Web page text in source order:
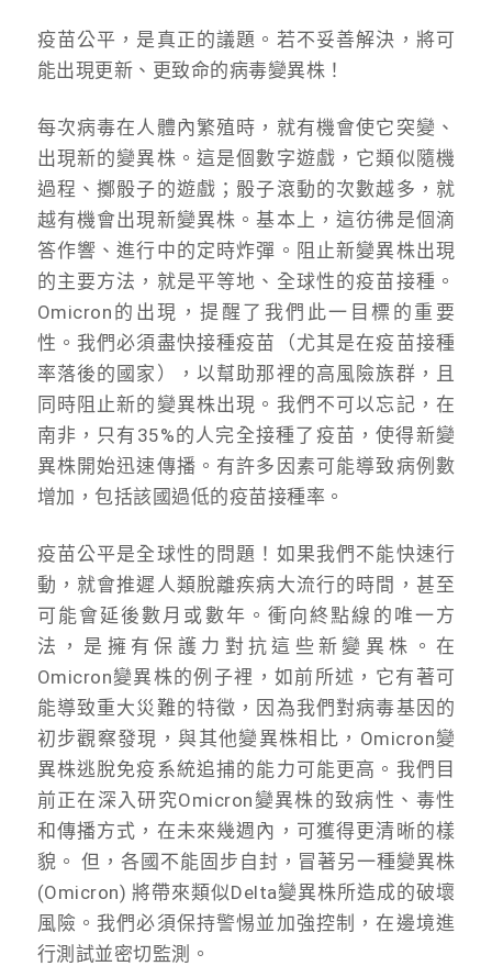
疫苗公平，是真正的議題。若不妥善解決，將可
能出現更新、更致命的病毒變異株！
每次病毒在人體內繁殖時，就有機會使它突變、
出現新的變異株。這是個數字遊戲，它類似隨機
過程、擲骰子的遊戲；骰子滾動的次數越多，就
越有機會出現新變異株。基本上，這彷彿是個滴
答作響、進行中的定時炸彈。阻止新變異株出現
的主要方法，就是平等地、全球性的疫苗接種。
Omicron的出現，提醒了我們此一目標的重要
性。我們必須盡快接種疫苗（尤其是在疫苗接種
率落後的國家），以幫助那裡的高風險族群，且
同時阻止新的變異株出現。我們不可以忘記，在
南非，只有35%的人完全接種了疫苗，使得新變
異株開始迅速傳播。有許多因素可能導致病例數
增加，包括該國過低的疫苗接種率。
疫苗公平是全球性的問題！如果我們不能快速行
動，就會推遲人類脫離疾病大流行的時間，甚至
可能會延後數月或數年。衝向終點線的唯一方
法，是擁有保護力對抗這些新變異株。在
Omicron變異株的例子裡，如前所述，它有著可
能導致重大災難的特徵，因為我們對病毒基因的
初步觀察發現，與其他變異株相比，Omicron變
異株逃脫免疫系統追捕的能力可能更高。我們目
前正在深入研究Omicron變異株的致病性、毒性
和傳播方式，在未來幾週內，可獲得更清晰的樣
貌。 但，各國不能固步自封，冒著另一種變異株
(Omicron) 將帶來類似Delta變異株所造成的破壞
風險。我們必須保持警惕並加強控制，在邊境進
行測試並密切監測。